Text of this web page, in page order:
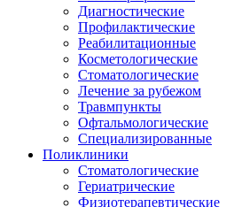
Диагностические
Профилактические
Реабилитационные
Косметологические
Стоматологические
Лечение за рубежом
Травмпункты
Офтальмологические
Специализированные
Поликлиники
Стоматологические
Гериатрические
Физиотерапевтические